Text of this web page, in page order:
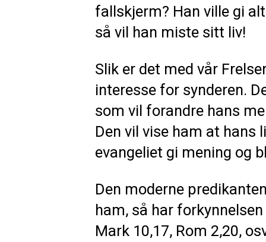
fallskjerm? Han ville gi
så vil han miste sitt liv!
Slik er det med vår
interesse for synderen.
som vil forandre hans
Den vil vise ham at hans
evangeliet gi mening og
Den moderne
ham, så har
Mark 10,17, Rom 2,20,